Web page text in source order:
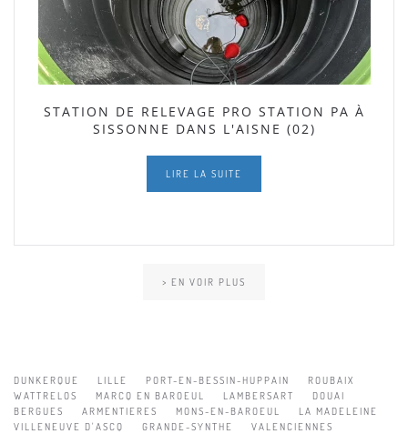
STATION DE RELEVAGE PRO STATION PA À
SISSONNE DANS L'AISNE (02)
LIRE LA SUITE
> EN VOIR PLUS
DUNKERQUE LILLE PORT-EN-BESSIN-HUPPAIN
ROUBAIX
WATTRELOS
MARCQ EN BAROEUL LAMBERSART
DOUAI
BERGUES
ARMENTIERES MONS-EN-BAROEUL
LA MADELEINE
VILLENEUVE D'ASCQ
GRANDE-SYNTHE
VALENCIENNES